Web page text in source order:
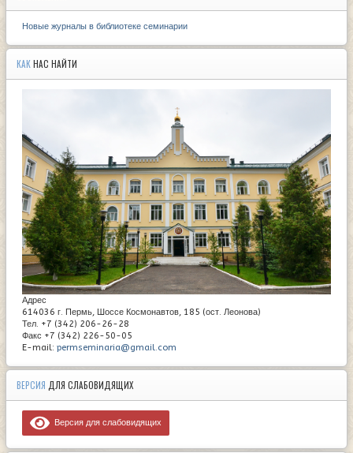
Новые журналы в библиотеке семинарии
КАКНАС НАЙТИ
Адрес
614036 г. Пермь, Шоссе Космонавтов, 185 (ост. Леонова)
Тел. +7 (342) 206-26-28
Факс +7 (342) 226-50-05
E-mail: permseminaria@gmail.com
ВЕРСИЯ ДЛЯ СЛАБОВИДЯЩИХ
Версия для слабовидящих